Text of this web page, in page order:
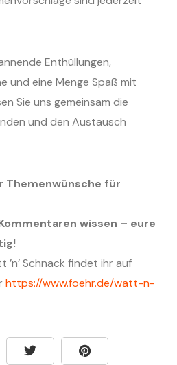
Enthüllungen,
und eine Menge Spaß mit
Sie uns gemeinsam die
und den Austausch
Themenwünsche für
wissen – eure
’n’ Schnack findet ihr auf
https://www.foehr.de/watt-n-